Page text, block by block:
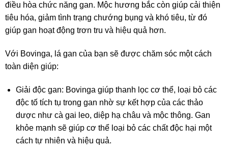
điều hòa chức năng gan. Mộc hương bắc còn giúp cải thiện
tiêu hóa, giảm tình trạng chướng bụng và khó tiêu, từ đó
giúp gan hoạt động trơn tru và hiệu quả hơn.
Với Bovinga, lá gan của bạn sẽ được chăm sóc một cách
toàn diện giúp:
Giải độc gan: Bovinga giúp thanh lọc cơ thể, loại bỏ các
độc tố tích tụ trong gan nhờ sự kết hợp của các thảo
dược như cà gai leo, diệp hạ châu và mộc thông. Gan
khỏe mạnh sẽ giúp cơ thể loại bỏ các chất độc hại một
cách tự nhiên và hiệu quả.